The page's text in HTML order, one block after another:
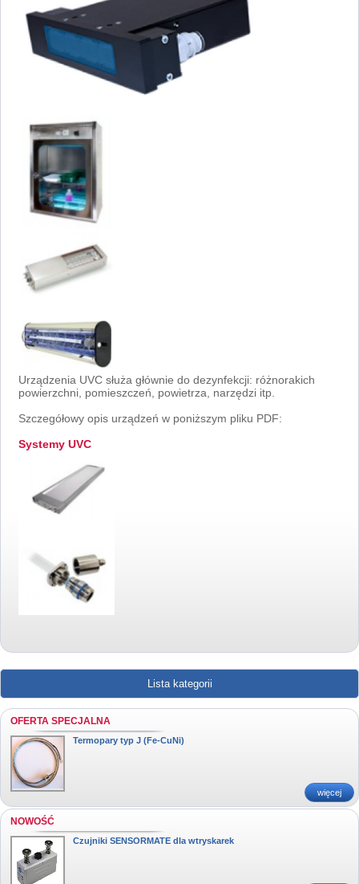
Lista kategorii
OFERTA SPECJALNA
Termopary typ J (Fe-CuNi)
więcej
NOWOŚĆ
Czujniki SENSORMATE dla wtryskarek
Urządzenia UVC służa głównie do dezynfekcji: różnorakich
powierzchni, pomieszczeń, powietrza, narzędzi itp.
Szczegółowy opis urządzeń w poniższym pliku PDF:
Systemy UVC